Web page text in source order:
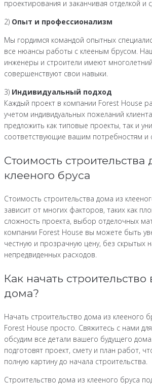
проектирования и заканчивая отделкой и
2) Опыт и профессионализм
Мы гордимся командой опытных
все нюансы работы с клееным брусом.
инженеры и строители имеют
совершенствуют свои навыки.
3) Индивидуальный подход
Каждый проект в компании Forest House
учетом индивидуальных пожеланий
предложить как типовые проекты, так и
соответствующие вашим потребностям и
Стоимость строительства
клееного бруса
Стоимость строительства дома из
зависит от многих факторов, таких как
сложность проекта, выбор отделочных
компании Forest House вы можете быть
честную и прозрачную цену, без скрытых
непредвиденных расходов.
Как начать строительство
дома?
Начать строительство дома из клееного
Forest House просто. Свяжитесь с нами
обсудим все детали вашего будущего
подготовят проект, смету и план работ,
полную картину до начала строительства.
Строительство дома из клееного бруса